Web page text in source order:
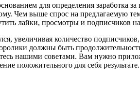
для определения заработка
Чем выше спрос на предлагаемую
лайки, просмотры и подписчиков
увеличивая количество
должны быть
нашими советами. Вам нужно
положительного для себя